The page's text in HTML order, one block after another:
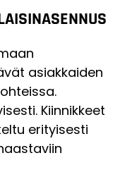
asiakkaiden
Kiinnikkeet
erityisesti